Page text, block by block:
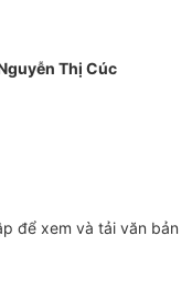
Thị Cúc
để xem và tải văn bản